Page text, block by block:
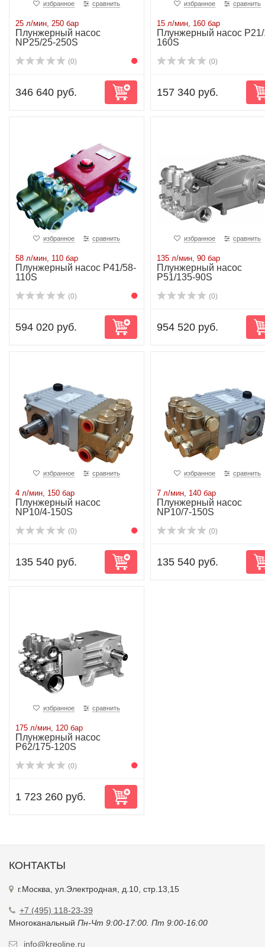
избранное сравнить
25 л/мин, 250 бар
Плунжерный насос
NP25/25-250S
(0)
346 640 руб.
избранное сравнить
15 л/мин, 160 бар
Плунжерный насос
160S
(0)
157 340 руб.
избранное сравнить
58 л/мин, 110 бар
Плунжерный насос P41/58-
110S
(0)
594 020 руб.
избранное сравнить
135 л/мин, 90 бар
Плунжерный насос
P51/135-90S
(0)
954 520 руб.
избранное сравнить
4 л/мин, 150 бар
Плунжерный насос
NP10/4-150S
(0)
135 540 руб.
избранное сравнить
7 л/мин, 140 бар
Плунжерный насос
NP10/7-150S
(0)
135 540 руб.
избранное сравнить
175 л/мин, 120 бар
Плунжерный насос
P62/175-120S
(0)
1 723 260 руб.
КОНТАКТЫ
г.Москва, ул.Электродная, д.10, стр.13,15
+7 (495) 118-23-39
Многоканальный Пн-Чт 9:00-17:00. Пт 9:00-16:00
info@kreoline.ru